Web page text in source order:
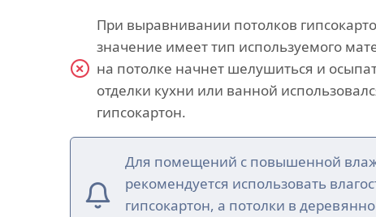
При выравнивании потолков
значение имеет тип используемого
на потолке начнет шелушиться и
отделки кухни или ванной
гипсокартон.
Для помещений с повышенной
рекомендуется использовать
гипсокартон, а потолки в